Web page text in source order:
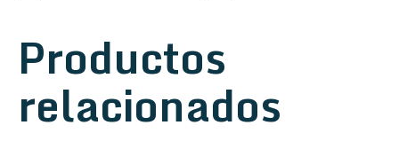
Productos
relacionados